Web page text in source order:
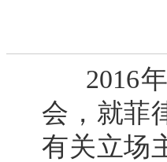
2016
会，就菲
有关立场